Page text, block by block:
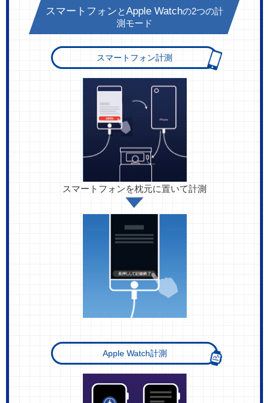
スマートフォンとApple Watchの2つの計
測モード
スマートフォン計測
スマートフォンを枕元に置いて計測
Apple Watch計測